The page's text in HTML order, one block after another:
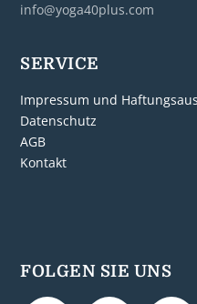
info@yoga40plus.com
SERVICE
Impressum und
Datenschutz
AGB
Kontakt
FOLGEN SIE UNS